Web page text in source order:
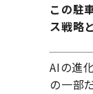
この駐
ス戦略
AIの進
の一部